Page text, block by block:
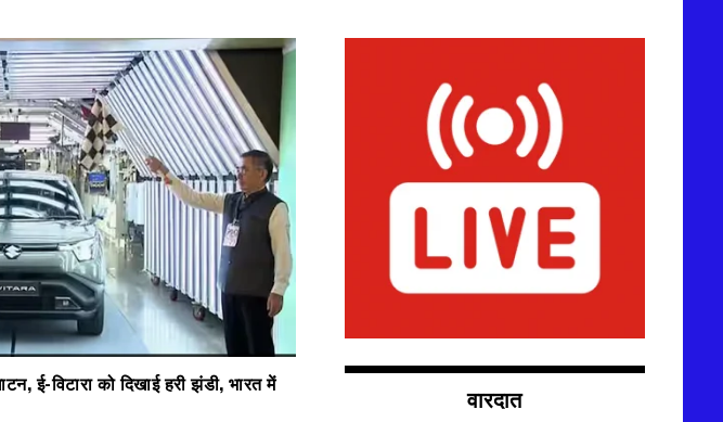
ई-विटारा को दिखाई हरी झंडी, भारत में
वारदात